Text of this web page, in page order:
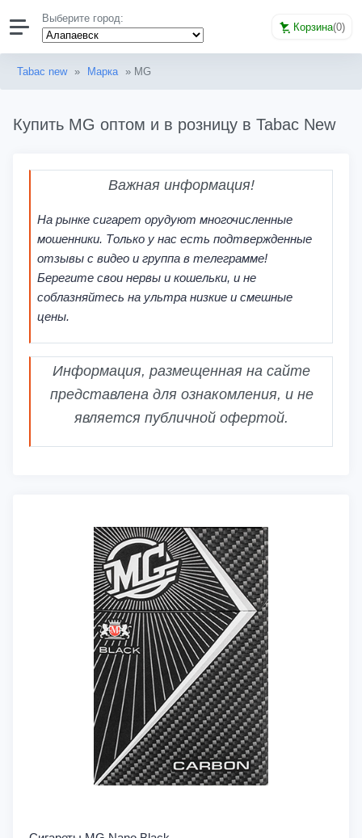
Выберите город:
Корзина(0)
Tabac new » Марка » MG
Купить MG оптом и в розницу в Tabac New
Важная информация!
На рынке сигарет орудуют многочисленные
мошенники. Только у нас есть подтвержденные
отзывы с видео и группа в телеграмме!
Берегите свои нервы и кошельки, и не
соблазняйтесь на ультра низкие и смешные
цены.
Информация, размещенная на сайте
представлена для ознакомления, и не
является публичной офертой.